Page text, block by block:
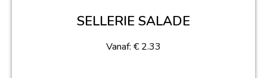
SELLERIE SALADE
Vanaf: € 2.33